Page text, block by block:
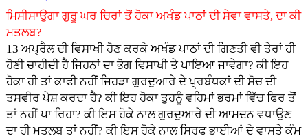
ਮਿਸੀਸਾਉਗਾ ਗੁਰੂ ਘਰ ਚਿਰਾਂ ਤੋਂ ਹੋਕਾ ਅਖੰਡ ਪਾਠਾਂ ਦੀ ਸੇਵਾ ਵਾਸਤੇ, ਦਾ ਕੀ
ਮਤਲਬ?
13 ਅਪ੍ਰੈਲ ਦੀ ਵਿਸਾਖੀ ਹੋਣ ਕਰਕੇ ਅਖੰਡ ਪਾਠਾਂ ਦੀ ਗਿਣਤੀ ਵੀ ਤੇਰਾਂ ਹੀ
ਹੋਣੀ ਚਾਹੀਦੀ ਹੈ ਜਿਹਨਾਂ ਦਾ ਭੋਗ ਵਿਸਾਖੀ ਤੇ ਪਾਇਆ ਜਾਵੇਗਾ? ਕੀ ਇਹ
ਹੋਕਾ ਹੀ ਤਾਂ ਕਾਫੀ ਨਹੀਂ ਜਿਹੜਾ ਗੁਰਦੁਆਰੇ ਦੇ ਪ੍ਰਬੰਧਕਾਂ ਦੀ ਸੋਚ ਦੀ
ਤਸਵੀਰ ਪੇਸ਼ ਕਰਦਾ ਹੈ? ਕੀ ਇਹ ਹੋਕਾ ਤੁਹਨੂੰ ਵਹਿਮਾਂ ਭਰਮਾਂ ਵਿੱਚ ਫਿਰ ਤੋਂ
ਤਾਂ ਨਹੀਂ ਪਾ ਰਿਹਾ? ਕੀ ਇਸ ਹੋਕੇ ਨਾਲ ਗੁਰਦੁਆਰੇ ਦੀ ਆਮਦਨ ਵਧਾਉਣ
ਦਾ ਹੀ ਮਤਲਬ ਤਾਂ ਨਹੀਂ? ਕੀ ਇਸ ਹੋਕੇ ਨਾਲ ਸਿਰਫ ਭਾਈਆਂ ਦੇ ਵਾਸਤੇ ਕੰਮ